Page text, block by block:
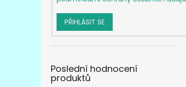
PŘIHLÁSIT SE
Poslední hodnocení
produktů